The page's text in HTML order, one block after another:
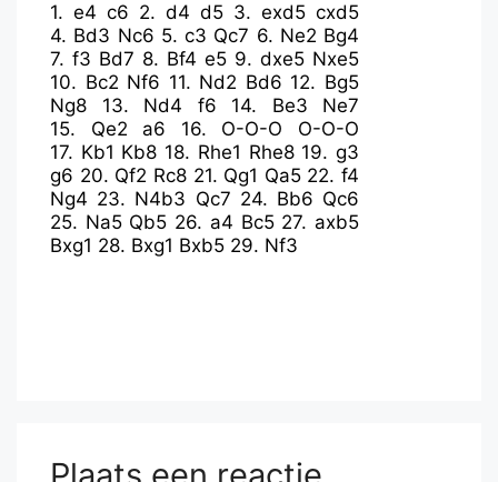
1. e4 c6 2. d4 d5 3. exd5 cxd5
4. Bd3 Nc6 5. c3 Qc7 6. Ne2 Bg4
7. f3 Bd7 8. Bf4 e5 9. dxe5 Nxe5
10. Bc2 Nf6 11. Nd2 Bd6 12. Bg5
Ng8
13. Nd4 f6 14. Be3
Ne7
15. Qe2 a6 16. O-O-O
O-O-O
17. Kb1 Kb8 18. Rhe1 Rhe8 19.g3
g6 20. Qf2 Rc8 21. Qg1 Qa5 22. f4
Ng4 23. N4b3 Qc7 24. Bb6 Qc6
25. Na5 Qb5 26. a4 Bc5 27. axb5
Bxg1 28. Bxg1 Bxb5 29. Nf3